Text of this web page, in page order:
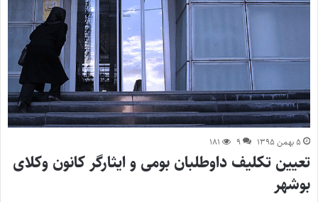
۵ بهمن ۱۳۹۵ ۹ ۱۸۱
تعیین تکلیف داوطلبان بومی و ایثارگر کانون وکلای
بوشهر